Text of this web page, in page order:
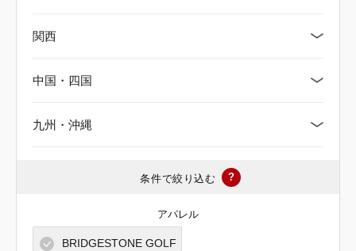
富山県
石川県
関西
京都府
大阪府
中国・四国
鳥取県
九州・沖縄
条件で絞り込む ?
アパレル
BRIDGESTONE GOLF